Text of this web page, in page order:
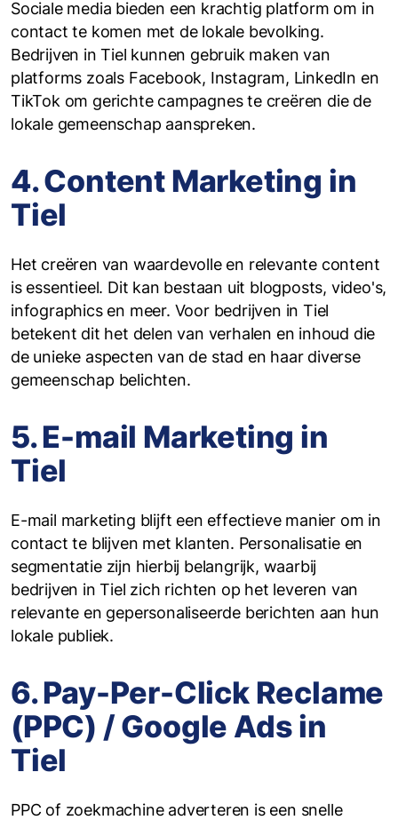
Sociale media bieden een krachtig platform om in
contact te komen met de lokale bevolking.
Bedrijven in Tiel kunnen gebruik maken van
platforms zoals Facebook, Instagram, LinkedIn en
TikTok om gerichte campagnes te creëren die de
lokale gemeenschap aanspreken.
4. Content Marketing in
Tiel
Het creëren van waardevolle en relevante content
is essentieel. Dit kan bestaan uit blogposts, video's,
infographics en meer. Voor bedrijven in Tiel
betekent dit het delen van verhalen en inhoud die
de unieke aspecten van de stad en haar diverse
gemeenschap belichten.
5. E-mail Marketing in
Tiel
E-mail marketing blijft een effectieve manier om in
contact te blijven met klanten. Personalisatie en
segmentatie zijn hierbij belangrijk, waarbij
bedrijven in Tiel zich richten op het leveren van
relevante en gepersonaliseerde berichten aan hun
lokale publiek.
6. Pay-Per-Click Reclame
(PPC) / Google Ads in
Tiel
PPC of zoekmachine adverteren is een snelle